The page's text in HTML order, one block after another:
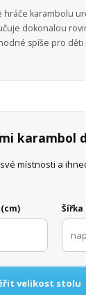
hráče karambolu
dokonalou
spíše pro
karambol
místnosti a
velikost stolu